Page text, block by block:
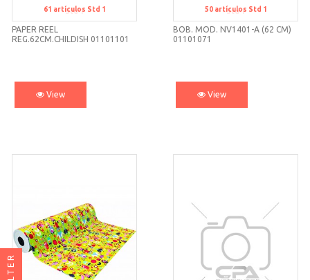
Std 1
PAPER REEL
REG.62CM.CHILDISH 01101101
61 artículos Std 1
View
Std 1
BOB. MOD. NV1401-A (62 CM)
01101071
50 artículos Std 1
View
FILTER